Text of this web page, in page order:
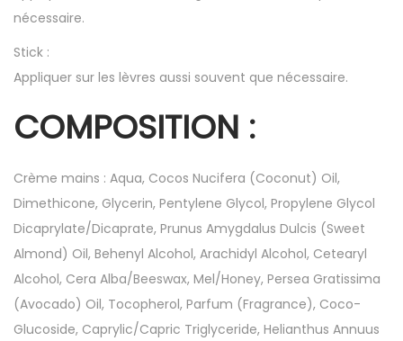
nécessaire.
Stick :
Appliquer sur les lèvres aussi souvent que nécessaire.
COMPOSITION :
Crème mains : Aqua, Cocos Nucifera (Coconut) Oil,
Dimethicone, Glycerin, Pentylene Glycol, Propylene Glycol
Dicaprylate/Dicaprate, Prunus Amygdalus Dulcis (Sweet
Almond) Oil, Behenyl Alcohol, Arachidyl Alcohol, Cetearyl
Alcohol, Cera Alba/Beeswax, Mel/Honey, Persea Gratissima
(Avocado) Oil, Tocopherol, Parfum (Fragrance), Coco-
Glucoside, Caprylic/Capric Triglyceride, Helianthus Annuus